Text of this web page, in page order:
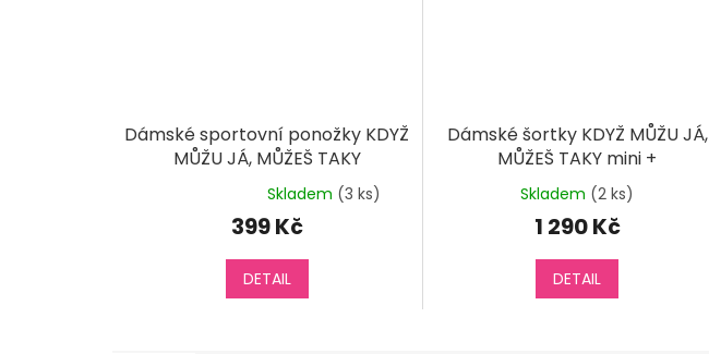
Dámské sportovní ponožky KDYŽ
MŮŽU JÁ, MŮŽEŠ TAKY
hodnocení
produktu
Skladem (3 ks)
399 Kč
DETAIL
Dámské šortky KDYŽ MŮŽU JÁ,
MŮŽEŠ TAKY mini +
Skladem (2 ks)
1 290 Kč
DETAIL